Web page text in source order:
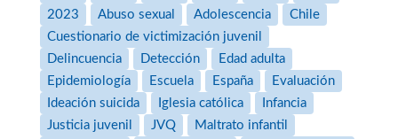
2023
Abuso sexual Adolescencia
Chile
Cuestionario de victimización juvenil
Delincuencia
Detección
Edad adulta
Epidemiología
Escuela España
Evaluación
Ideación suicida
Iglesia católica
Infancia
Justicia juvenil
JVQ
Maltrato infantil